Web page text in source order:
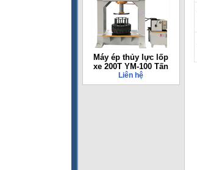
Máy ép thủy lực lốp
xe 200T YM-100 Tấn
Liên hệ